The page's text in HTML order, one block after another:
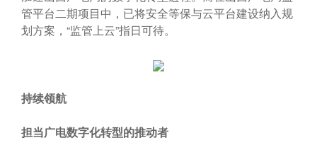
管平台二期项目中，已将安全等保与云平台建设纳入规
划方案，“监管上云”指日可待。
持续领航
担当广电数字化转型的推动者